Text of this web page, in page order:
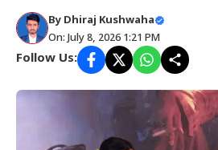
By Dhiraj Kushwaha
On: July 8, 2026 1:21 PM
Follow Us: